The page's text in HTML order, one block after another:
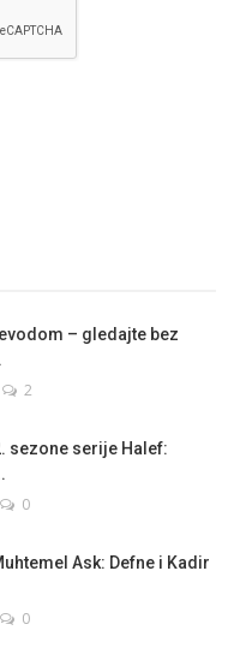
– gledajte bez
2
sezone serije Halef:
0
Ask: Defne i Kadir
0